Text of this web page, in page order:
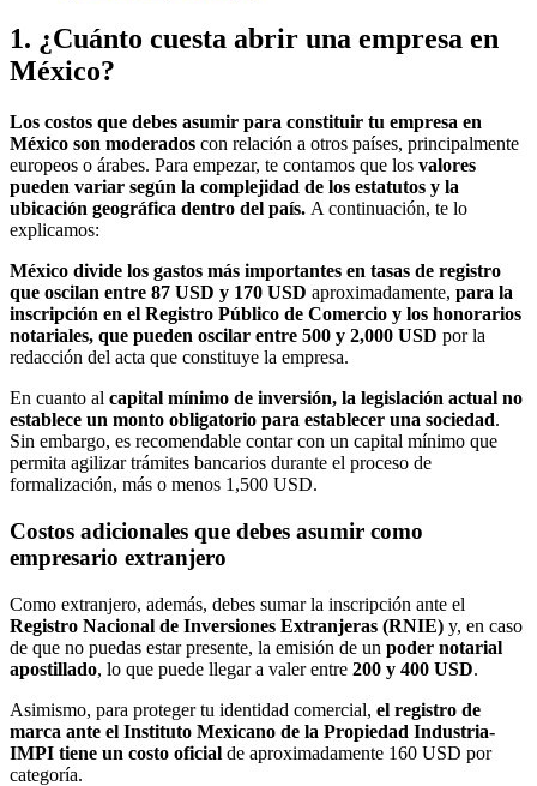
1. ¿Cuánto cuesta abrir una empresa en
México?
Los costos que debes asumir para constituir tu empresa en
México son moderados con relación a otros países, principalmente
europeos o árabes. Para empezar, te contamos que los valores
pueden variar según la complejidad de los estatutos y la
ubicación geográfica dentro del país. A continuación, te lo
explicamos:
México divide los gastos más importantes en tasas de registro
que oscilan entre 87 USD y 170 USD aproximadamente, para la
inscripción en el Registro Público de Comercio y los honorarios
notariales, que pueden oscilar entre 500 y 2,000 USD por la
redacción del acta que constituye la empresa.
En cuanto al capital mínimo de inversión, la legislación actual no
establece un monto obligatorio para establecer una sociedad.
Sin embargo, es recomendable contar con un capital mínimo que
permita agilizar trámites bancarios durante el proceso de
formalización, más o menos 1,500 USD.
Costos adicionales que debes asumir como
empresario extranjero
Como extranjero, además, debes sumar la inscripción ante el
Registro Nacional de Inversiones Extranjeras (RNIE) y, en caso
de que no puedas estar presente, la emisión de un poder notarial
apostillado, lo que puede llegar a valer entre 200 y 400 USD.
Asimismo, para proteger tu identidad comercial, el registro de
marca ante el Instituto Mexicano de la Propiedad Industria-
IMPI tiene un costo oficial de aproximadamente 160 USD por
categoría.